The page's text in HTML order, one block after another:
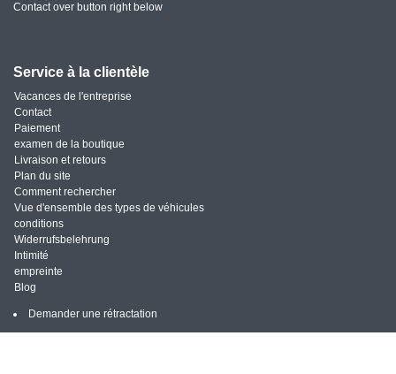
Contact over button right below
Service à la clientèle
Vacances de l'entreprise
Contact
Paiement
examen de la boutique
Livraison et retours
Plan du site
Comment rechercher
Vue d'ensemble des types de véhicules
conditions
Widerrufsbelehrung
Intimité
empreinte
Blog
Demander une rétractation